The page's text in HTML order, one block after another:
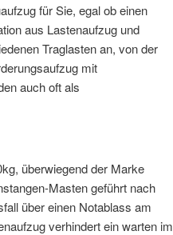
für Sie, egal ob einen
aus Lastenaufzug und
Traglasten an, von der
mit
auch oft als
überwiegend der Marke
Masten geführt nach
über einen Notablass am
verhindert ein warten im